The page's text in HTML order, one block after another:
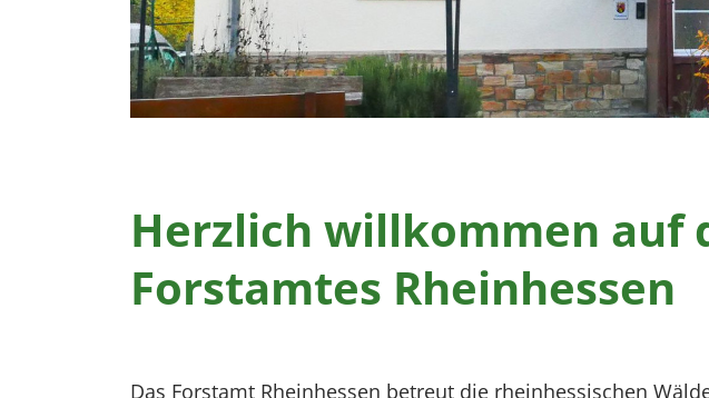
Herzlich willkommen auf
Forstamtes Rheinhessen
Das Forstamt Rheinhessen betreut die rheinhessischen
cookie_consent
Zweck:
Dieser Cookie speichert die
Laufzeit:
Um Inhalte von Videoplattformen und Social Media